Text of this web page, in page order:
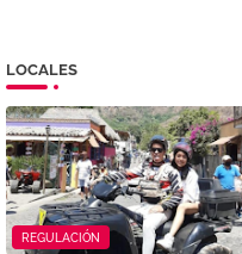
LOCALES
REGULACIÓN